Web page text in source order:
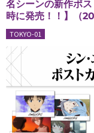
名シーンの新作ポ
時に発売！！】（
TOKYO-01